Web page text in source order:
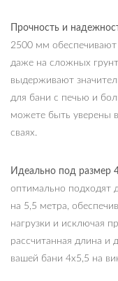
Прочность и
2500 мм
даже на сложных
выдерживают
для бани с печью и
можете быть уверены
сваях.
Идеально под размер
оптимально подходят
на 5,5 метра,
нагрузки и исключая
рассчитанная длина и
вашей бани 4х5,5 на